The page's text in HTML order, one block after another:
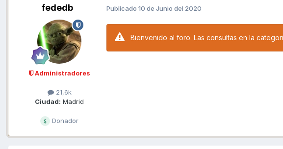
fededb
Administradores
21,6k
Ciudad: Madrid
Donador
Publicado 10 de Junio del 2020
Bienvenido al foro. Las consultas en la